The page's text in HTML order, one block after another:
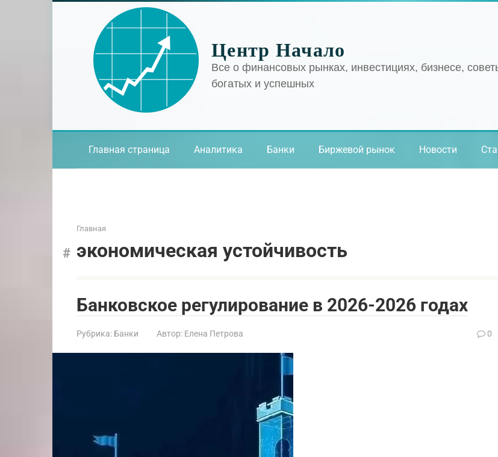
Центр Начало
Все о финансовых рынках, инвестициях, бизнесе,
богатых и успешных
Главная страница Аналитика Банки Биржевой рынок Новости
Главная
экономическая устойчивость
Банковское регулирование в 2026-2026 годах
Рубрика: Банки Автор: Елена Петрова 0